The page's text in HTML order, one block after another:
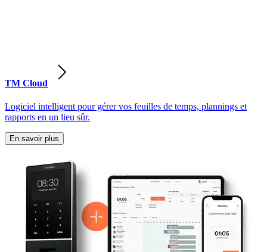
TM Cloud
Logiciel intelligent pour gérer vos feuilles de temps, plannings et
rapports en un lieu sûr.
En savoir plus